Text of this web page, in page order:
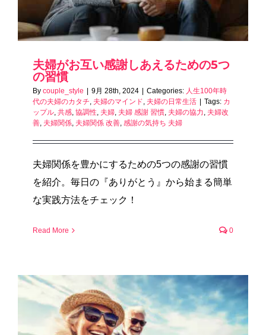
夫婦がお互い感謝しあえるための5つ
の習慣
By couple_style 9月 28th, 2024 Categories: 人生100年時
代の夫婦のカタチ, 夫婦のマインド, 夫婦の日常生活 Tags: カ
ップル, 共感, 協調性, 夫婦, 夫婦 感謝 習慣, 夫婦の協力, 夫婦改
善, 夫婦関係, 夫婦関係 改善, 感謝の気持ち 夫婦
夫婦関係を豊かにするための5つの感謝の習慣
を紹介。毎日の『ありがとう』から始まる簡単
な実践方法をチェック！
Read More 0